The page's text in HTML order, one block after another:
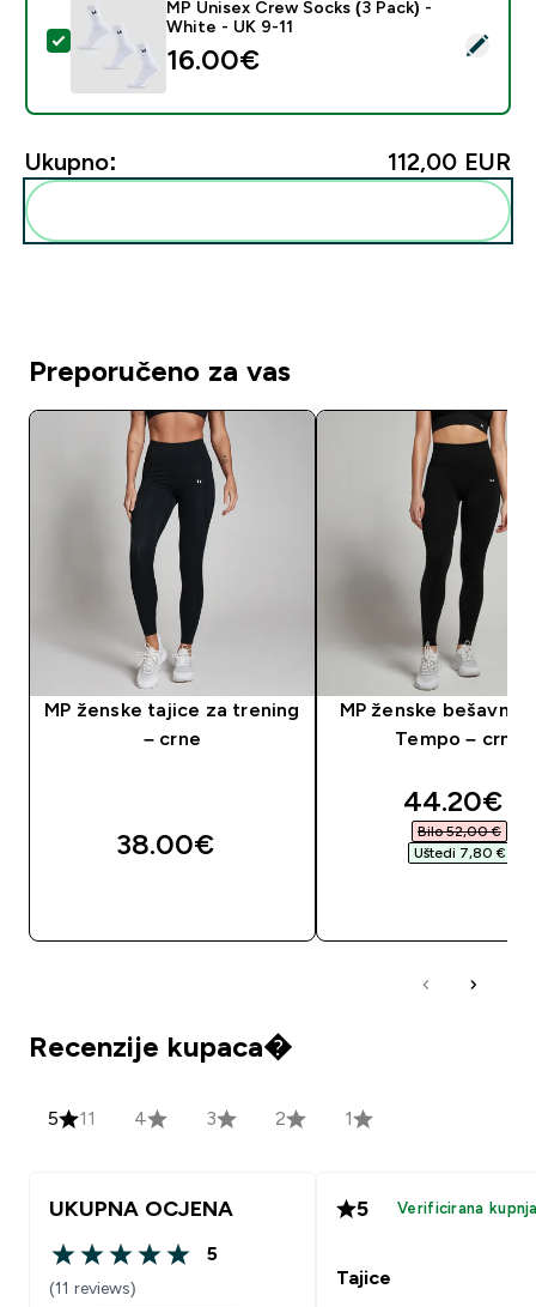
Odaberi ovaj proizvod - MP Unisex Crew Socks (3
MP Unisex Crew Socks (3 Pack) -
White - UK 9-11
16.00€‎
Ukupno: 112,00 EUR‎
Preporučeno za vas
MP ženske tajice za trening
– crne
38.00€‎
MP ženske bešavne
Tempo – crne
44.20€‎
Bilo 52,00 €‎
Uštedi 7,80 €‎
Recenzije kupaca�
5 11 4 3 2 1
UKUPNA OCJENA
5 out of 5 stars
5
(11 reviews)
5 Verificirana
Tajice